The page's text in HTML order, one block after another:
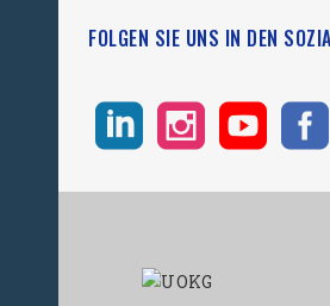
FOLGEN SIE UNS IN DEN